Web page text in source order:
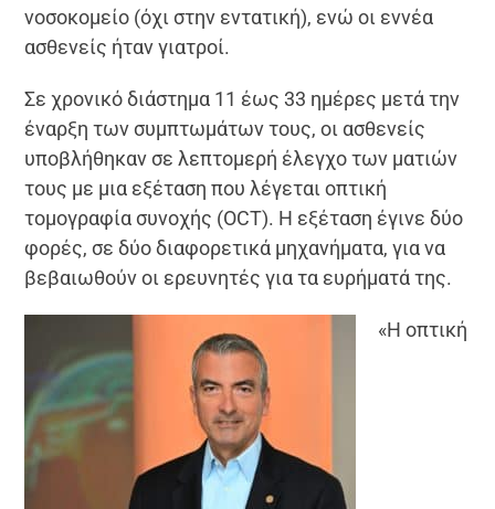
νοσοκομείο (όχι στην εντατική), ενώ οι εννέα
ασθενείς ήταν γιατροί.
Σε χρονικό διάστημα 11 έως 33 ημέρες μετά την
έναρξη των συμπτωμάτων τους, οι ασθενείς
υποβλήθηκαν σε λεπτομερή έλεγχο των ματιών
τους με μια εξέταση που λέγεται οπτική
τομογραφία συνοχής (OCT). Η εξέταση έγινε δύο
φορές, σε δύο διαφορετικά μηχανήματα, για να
βεβαιωθούν οι ερευνητές για τα ευρήματά της.
«Η οπτική